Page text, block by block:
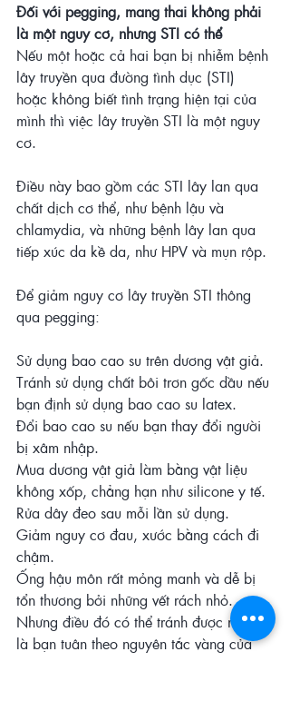
Đối với pegging, mang thai không phải
là một nguy cơ, nhưng STI có thể
Nếu một hoặc cả hai bạn bị nhiễm bệnh
lây truyền qua đường tình dục (STI)
hoặc không biết tình trạng hiện tại của
mình thì việc lây truyền STI là một nguy
cơ.
Điều này bao gồm các STI lây lan qua
chất dịch cơ thể, như bệnh lậu và
chlamydia, và những bệnh lây lan qua
tiếp xúc da kề da, như HPV và mụn rộp.
Để giảm nguy cơ lây truyền STI thông
qua pegging:
Sử dụng bao cao su trên dương vật giả.
Tránh sử dụng chất bôi trơn gốc dầu nếu
bạn định sử dụng bao cao su latex.
Đổi bao cao su nếu bạn thay đổi người
bị xâm nhập.
Mua dương vật giả làm bằng vật liệu
không xốp, chẳng hạn như silicone y tế.
Rửa dây đeo sau mỗi lần sử dụng.
Giảm nguy cơ đau, xước bằng cách đi
chậm.
Ống hậu môn rất mỏng manh và dễ bị
tổn thương bởi những vết rách nhỏ.
Nhưng điều đó có thể tránh được miễn
là bạn tuân theo nguyên tắc vàng của